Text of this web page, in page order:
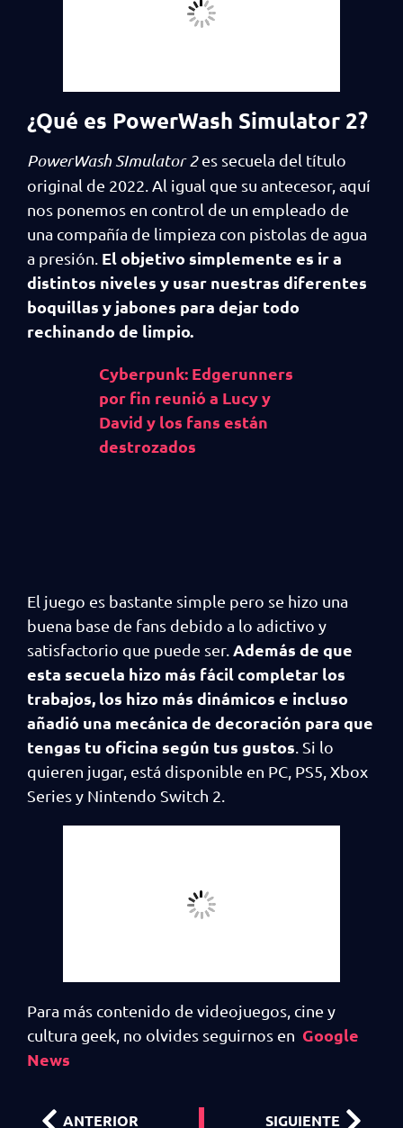
¿Qué es PowerWash Simulator 2?
PowerWash SImulator 2es secuela del título
original de 2022. Al igual que su antecesor, aquí
nos ponemos en control de un empleado de
una compañía de limpieza con pistolas de agua
a presión. El objetivo simplemente es ir a
distintos niveles y usar nuestras diferentes
boquillas y jabones para dejar todo
rechinando de limpio.
Cyberpunk: Edgerunners
por fin reunió a Lucy y
David y los fans están
destrozados
El juego es bastante simple pero se hizo una
buena base de fans debido a lo adictivo y
satisfactorio que puede ser.Además de que
esta secuela hizo más fácil completar los
trabajos, los hizo más dinámicos e incluso
añadió una mecánica de decoración para que
tengas tu oficina según tus gustos. Si lo
quieren jugar, está disponible en PC, PS5, Xbox
Series y Nintendo Switch 2.
Para más contenido de videojuegos, cine y
cultura geek, no olvides seguirnos en Google
News
ANTERIOR SIGUIENTE